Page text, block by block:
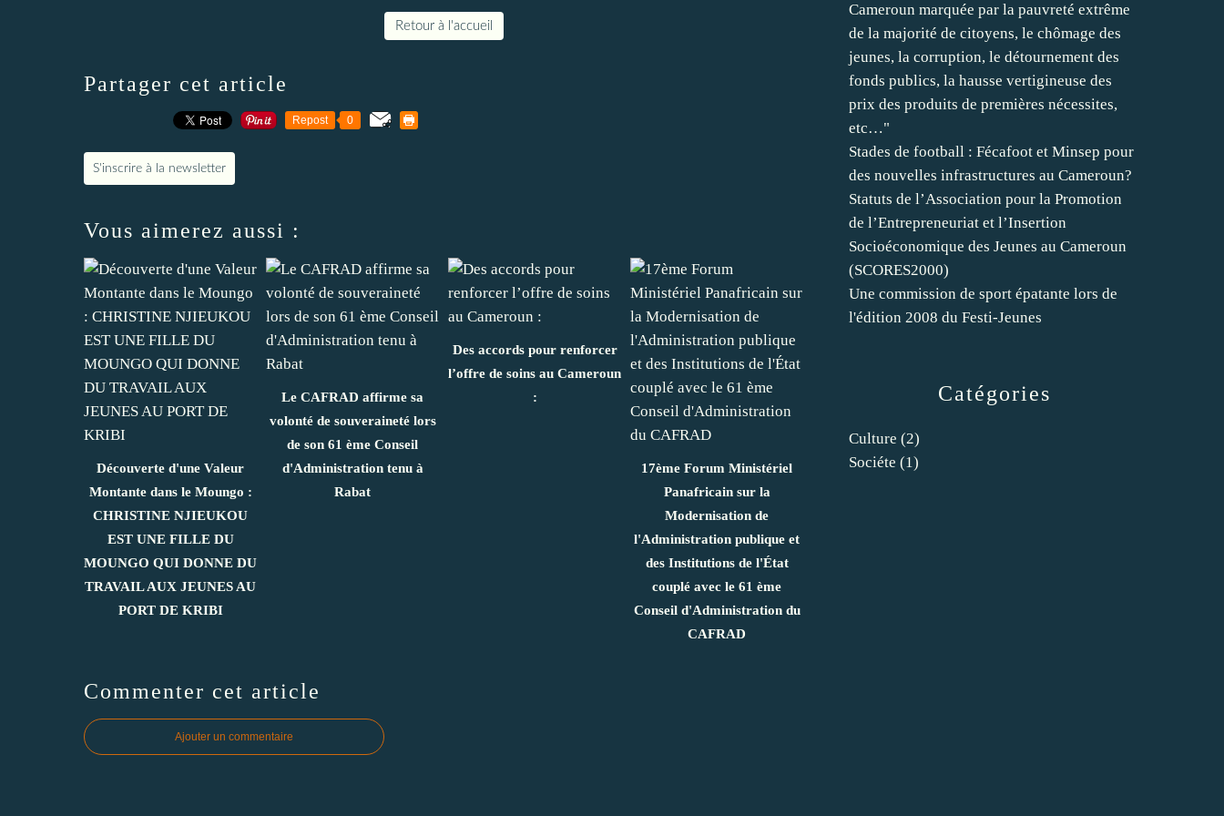
Retour à l'accueil
Partager cet article
Repost 0
S'inscrire à la newsletter
Vous aimerez aussi :
Découverte d'une Valeur
Montante dans le Moungo :
CHRISTINE NJIEUKOU
EST UNE FILLE DU
MOUNGO QUI DONNE DU
TRAVAIL AUX JEUNES AU
PORT DE KRIBI
Le CAFRAD affirme sa
volonté de souveraineté lors
de son 61 ème Conseil
d'Administration tenu à
Rabat
Des accords pour renforcer
l’offre de soins au Cameroun
:
17ème Forum Ministériel
Panafricain sur la
Modernisation de
l'Administration publique et
des Institutions de l'État
couplé avec le 61 ème
Conseil d'Administration du
CAFRAD
Commenter cet article
Ajouter un commentaire
Catégories
Culture (2)
Sociéte (1)
Cameroun marquée par la pauvreté extrême
de la majorité de citoyens, le chômage des
jeunes, la corruption, le détournement des
fonds publics, la hausse vertigineuse des
prix des produits de premières nécessites,
etc…"
Stades de football : Fécafoot et Minsep pour
des nouvelles infrastructures au Cameroun?
Statuts de l’Association pour la Promotion
de l’Entrepreneuriat et l’Insertion
Socioéconomique des Jeunes au Cameroun
(SCORES2000)
Une commission de sport épatante lors de
l'édition 2008 du Festi-Jeunes